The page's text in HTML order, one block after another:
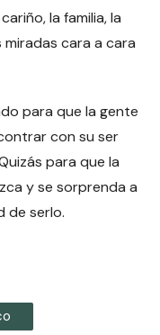
la familia, la
miradas cara a cara
para que la gente
con su ser
para que la
y se sorprenda a
de serlo.